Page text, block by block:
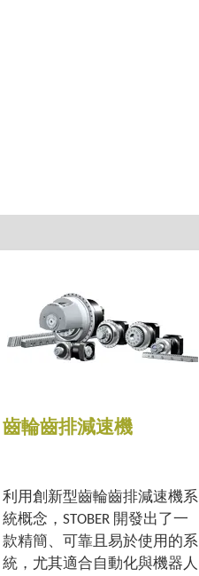
齒輪齒排減速機
利用創新型齒輪齒排減速機系
統概念，STOBER 開發出了一
款精簡、可靠且易於使用的系
統，尤其適合自動化與機器人